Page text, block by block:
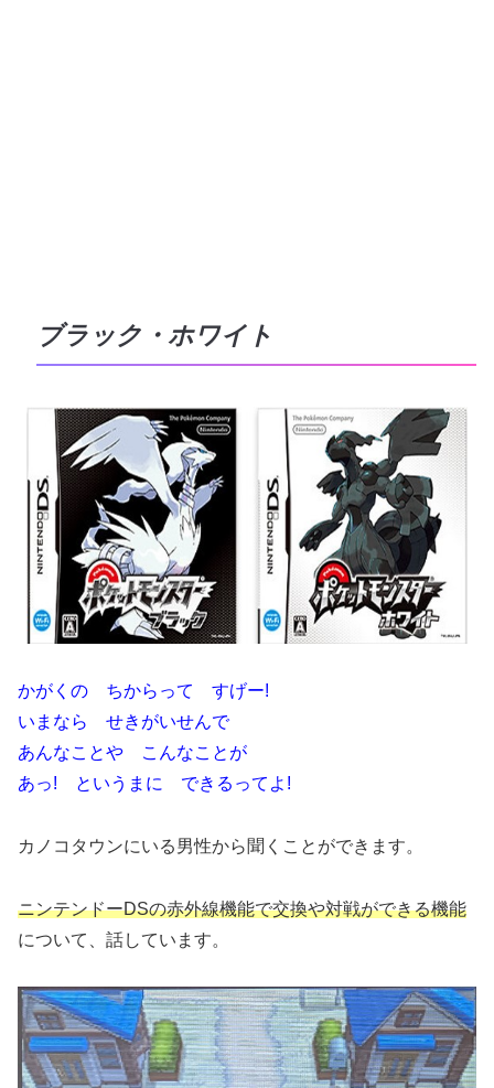
ブラック・ホワイト
かがくの ちからって すげー!
いまなら せきがいせんで
あんなことや こんなことが
あっ! というまに できるってよ!
カノコタウンにいる男性から聞くことができます。
ニンテンドーDSの赤外線機能で交換や対戦ができる機能
について、話しています。